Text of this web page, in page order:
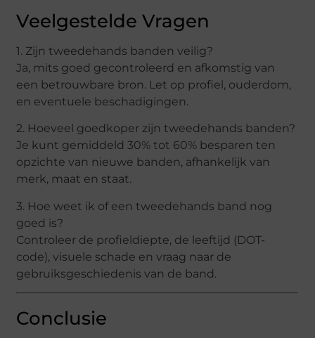
Veelgestelde Vragen
1. Zijn tweedehands banden veilig?
Ja, mits goed gecontroleerd en afkomstig van
een betrouwbare bron. Let op profiel, ouderdom,
en eventuele beschadigingen.
2. Hoeveel goedkoper zijn tweedehands banden?
Je kunt gemiddeld 30% tot 60% besparen ten
opzichte van nieuwe banden, afhankelijk van
merk, maat en staat.
3. Hoe weet ik of een tweedehands band nog
goed is?
Controleer de profieldiepte, de leeftijd (DOT-
code), visuele schade en vraag naar de
gebruiksgeschiedenis van de band.
Conclusie